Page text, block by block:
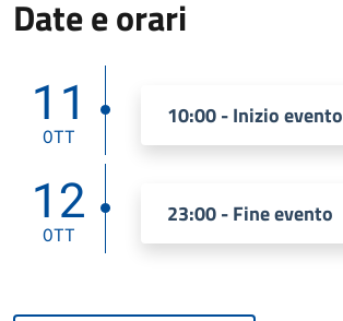
Date e orari
11
OTT
10:00 - Inizio evento
12
OTT
23:00 - Fine evento